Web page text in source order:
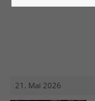
Have any
About us
21. Mai 2026